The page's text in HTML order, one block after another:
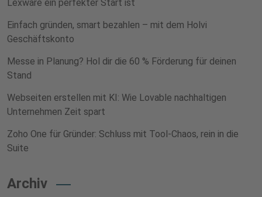
Lexware ein perfekter Start ist
Einfach gründen, smart bezahlen – mit dem Holvi
Geschäftskonto
Messe in Planung? Hol dir die 60 % Förderung für deinen
Stand
Webseiten erstellen mit KI: Wie Lovable nachhaltigen
Unternehmen Zeit spart
Zoho One für Gründer: Schluss mit Tool-Chaos, rein in die
Suite
Archiv